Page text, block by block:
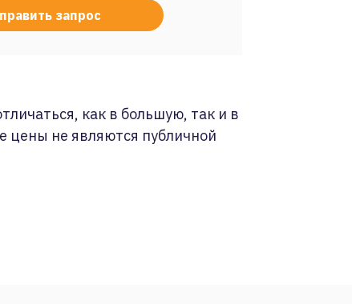
как в большую, так и в
цены не являются публичной